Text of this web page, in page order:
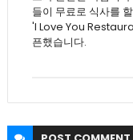
들이 무료로 식사를
'I Love You
픈했습니다.